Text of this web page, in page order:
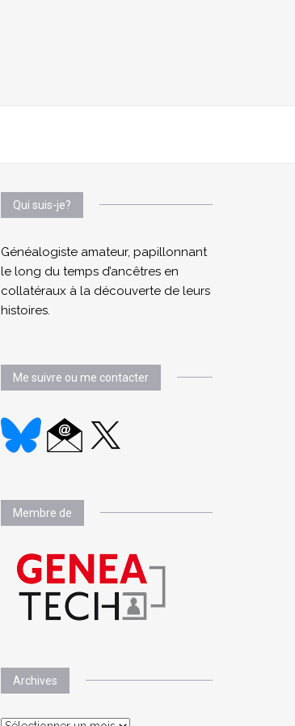
Qui suis-je?
Généalogiste amateur, papillonnant
le long du temps d’ancêtres en
collatéraux à la découverte de leurs
histoires.
Me suivre ou me contacter
Membre de
Archives